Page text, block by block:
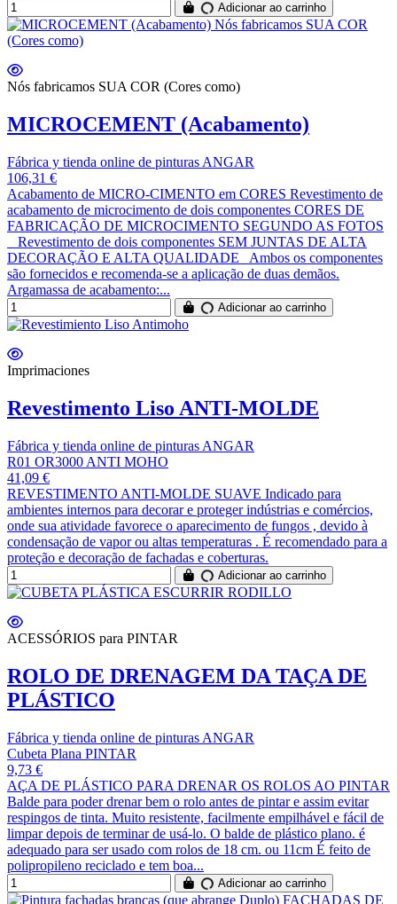
Adicionar ao carrinho
Nós fabricamos SUA COR (Cores como)
MICROCEMENT (Acabamento)
Fábrica y tienda online de pinturas ANGAR
106,31 €
Acabamento de MICRO-CIMENTO em CORES Revestimento de
acabamento de microcimento de dois componentes CORES DE
FABRICAÇÃO DE MICROCIMENTO SEGUNDO AS FOTOS
Revestimento de dois componentes SEM JUNTAS DE ALTA
DECORAÇÃO E ALTA QUALIDADE Ambos os componentes
são fornecidos e recomenda-se a aplicação de duas demãos.
Argamassa de acabamento:...
Adicionar ao carrinho
Imprimaciones
Revestimento Liso ANTI-MOLDE
Fábrica y tienda online de pinturas ANGAR
R01 OR3000 ANTI MOHO
41,09 €
REVESTIMENTO ANTI-MOLDE SUAVE Indicado para
ambientes internos para decorar e proteger indústrias e comércios,
onde sua atividade favorece o aparecimento de fungos , devido à
condensação de vapor ou altas temperaturas . É recomendado para a
proteção e decoração de fachadas e coberturas.
Adicionar ao carrinho
ACESSÓRIOS para PINTAR
ROLO DE DRENAGEM DA TAÇA DE
PLÁSTICO
Fábrica y tienda online de pinturas ANGAR
Cubeta Plana PINTAR
9,73 €
AÇA DE PLÁSTICO PARA DRENAR OS ROLOS AO PINTAR
Balde para poder drenar bem o rolo antes de pintar e assim evitar
respingos de tinta. Muito resistente, facilmente empilhável e fácil de
limpar depois de terminar de usá-lo. O balde de plástico plano. é
adequado para ser usado com rolos de 18 cm. ou 11cm É feito de
polipropileno reciclado e tem boa...
Adicionar ao carrinho